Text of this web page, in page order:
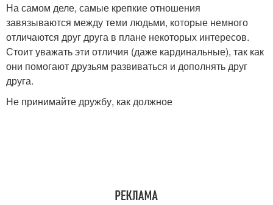
На самом деле, самые крепкие отношения
завязываются между теми людьми, которые немного
отличаются друг друга в плане некоторых интересов.
Стоит уважать эти отличия (даже кардинальные), так как
они помогают друзьям развиваться и дополнять друг
друга.
Не принимайте дружбу, как должное